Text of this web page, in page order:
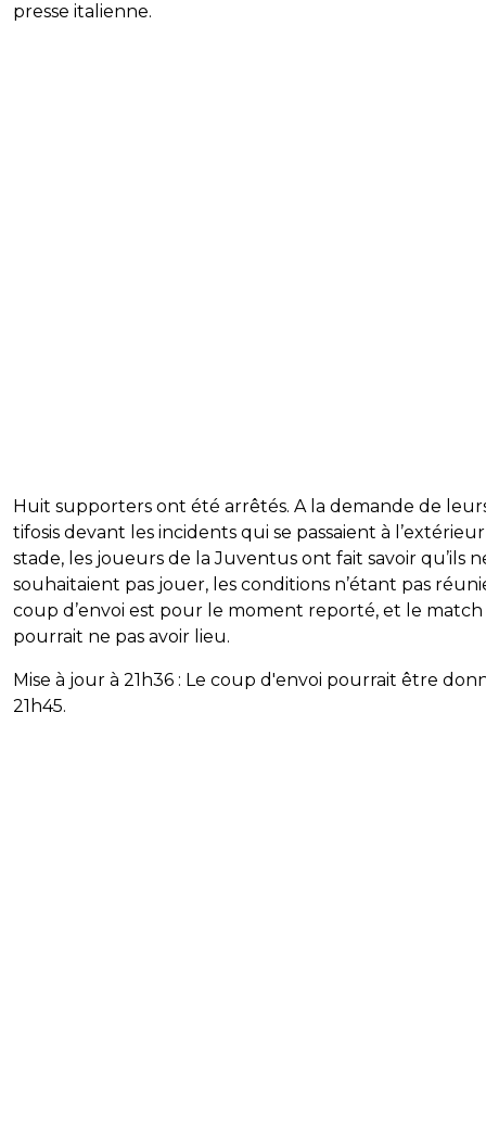
presse italienne.
Huit supporters ont été arrêtés. A la demande de
tifosis devant les incidents qui se passaient à
stade, les joueurs de la Juventus ont fait savoir qu’ils
souhaitaient pas jouer, les conditions n’étant pas
coup d’envoi est pour le moment reporté, et le match
pourrait ne pas avoir lieu.
Mise à jour à 21h36 : Le coup d'envoi pourrait être
21h45.